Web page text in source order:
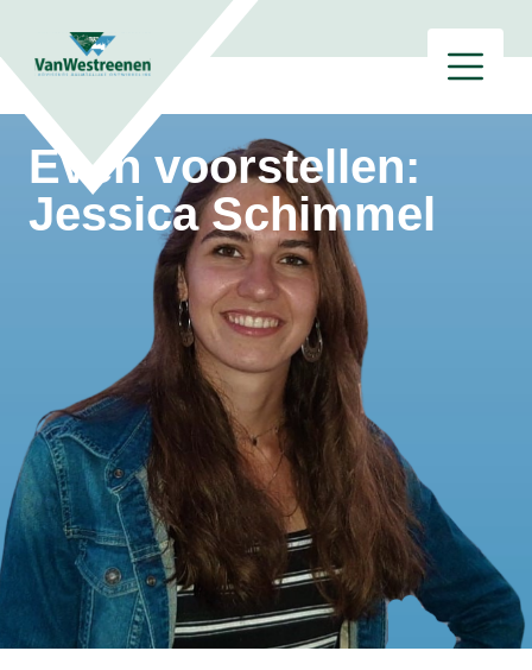
Even voorstellen:
Jessica Schimmel